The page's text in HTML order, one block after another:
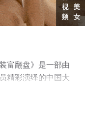
富翻盘》是一部由
精彩演绎的中国大
结），手机免费在